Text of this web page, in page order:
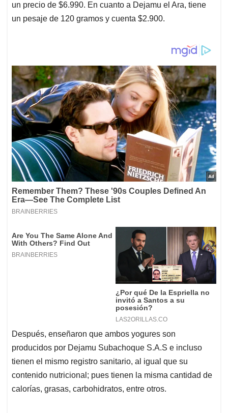
un precio de $6.990. En cuanto a Dejamu el Ara, tiene
un pesaje de 120 gramos y cuenta $2.900.
Después, enseñaron que ambos yogures son
producidos por Dejamu Subachoque S.A.S e incluso
tienen el mismo registro sanitario, al igual que su
contenido nutricional; pues tienen la misma cantidad de
calorías, grasas, carbohidratos, entre otros.